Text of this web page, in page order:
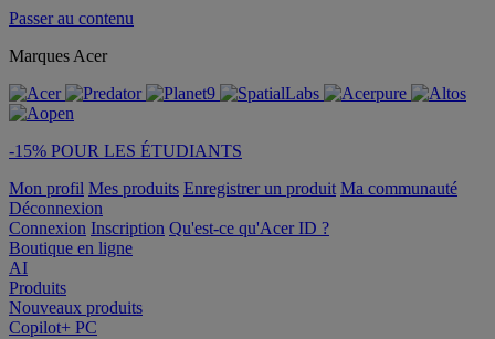
Passer au contenu
Marques Acer
-15% POUR LES ÉTUDIANTS
Mon profil Mes produits Enregistrer un produit Ma communauté
Déconnexion
Connexion Inscription Qu'est-ce qu'Acer ID ?
Boutique en ligne
AI
Produits
Nouveaux produits
Copilot+ PC